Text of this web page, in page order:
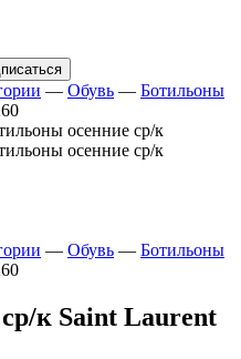
— Обувь — Ботильоны
— Обувь — Ботильоны
к Saint Laurent